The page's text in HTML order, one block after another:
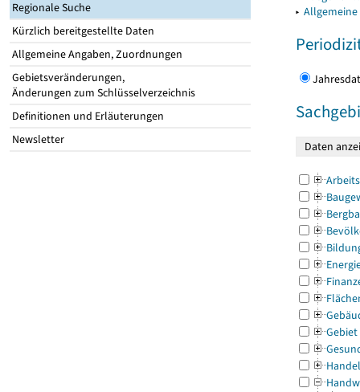
Regionale Suche
Kürzlich bereitgestellte Daten
Allgemeine Angaben, Zuordnungen
Gebietsveränderungen,
Änderungen zum Schlüsselverzeichnis
Definitionen und Erläuterungen
Newsletter
▸
Gebiet